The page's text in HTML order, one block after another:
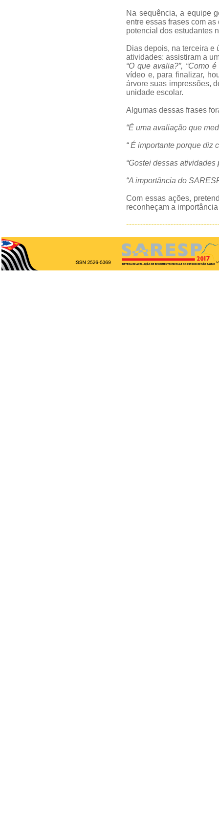
Na sequência, a equipe
entre essas frases com
potencial dos estudantes
Dias depois, na terceira e
atividades: assistiram a
“O que avalia?”, “Como
vídeo e, para finalizar,
árvore suas impressões,
unidade escolar.
Algumas dessas frases
“É uma avaliação que
“ É importante porque diz
“Gostei dessas
“A importância do
Com essas ações,
reconheçam a